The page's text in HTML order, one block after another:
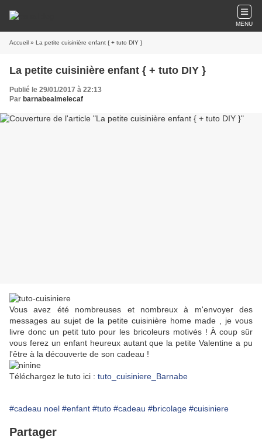
MENU
Accueil » La petite cuisinière enfant { + tuto DIY }
La petite cuisinière enfant { + tuto DIY }
Publié le 29/01/2017 à 22:13
Par barnabeaimelecaf
Vous avez été nombreuses et nombreux à m'envoyer des
messages au sujet de la petite cuisinière home made , je vous
livre donc un petit tuto pour les bricoleurs motivés ! À coup sûr
vous ferez un enfant heureux autant que la petite Valentine a pu
l'être à la découverte de son cadeau !
Téléchargez le tuto ici : tuto_cuisiniere_Barnabe
#cadeau noel #enfant #tuto #cadeau #bricolage #cuisiniere
Partager